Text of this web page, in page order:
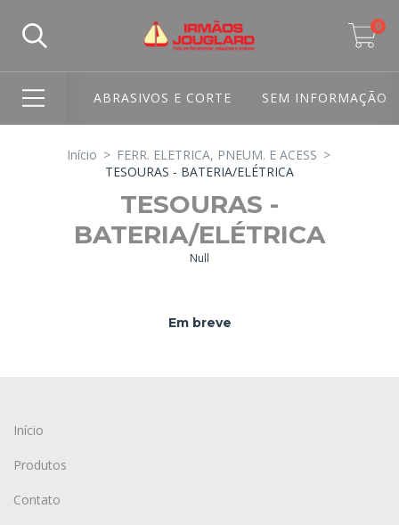
0
ABRASIVOS E CORTE SEM INFORMAÇÃO
Início > FERR. ELETRICA, PNEUM. E ACESS >
TESOURAS - BATERIA/ELÉTRICA
TESOURAS -
BATERIA/ELÉTRICA
Null
Em breve
Início
Produtos
Contato